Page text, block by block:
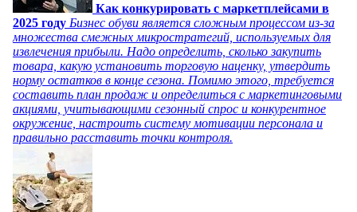
Как конкурировать с маркетплейсами в
2025 году Бизнес обуви является сложным процессом из-за
множества смежных микростратегий, используемых для
извлечения прибыли. Надо определить, сколько закупить
товара, какую установить торговую наценку, утвердить
норму остатков в конце сезона. Помимо этого, требуется
составить план продаж и определиться с маркетинговыми
акциями, учитывающими сезонный спрос и конкурентное
окружение, настроить систему мотивации персонала и
правильно расставить точки контроля.